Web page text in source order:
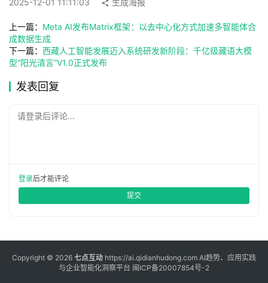
工
箱
A
具
2025-12-01 11:11:03 生成海报
上一篇： Meta AI发布Matrix框架：以去中心化方式加速多智能体合
成数据生成
下一篇： 西藏人工智能发展迈入系统研发新阶段：千亿级藏语大模
型“阳光清言”V1.0正式发布
发表回复
请登录后评论...
登录后才能评论
提交
Copyright © 2026 七点互动 https://ai.qidianhudong.com AI趋势、应用实践
与企业智能化洞察平台 闽ICP备20007854号-2